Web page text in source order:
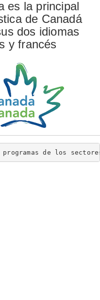
es la principal
de Canadá
dos idiomas
y francés
programas de los